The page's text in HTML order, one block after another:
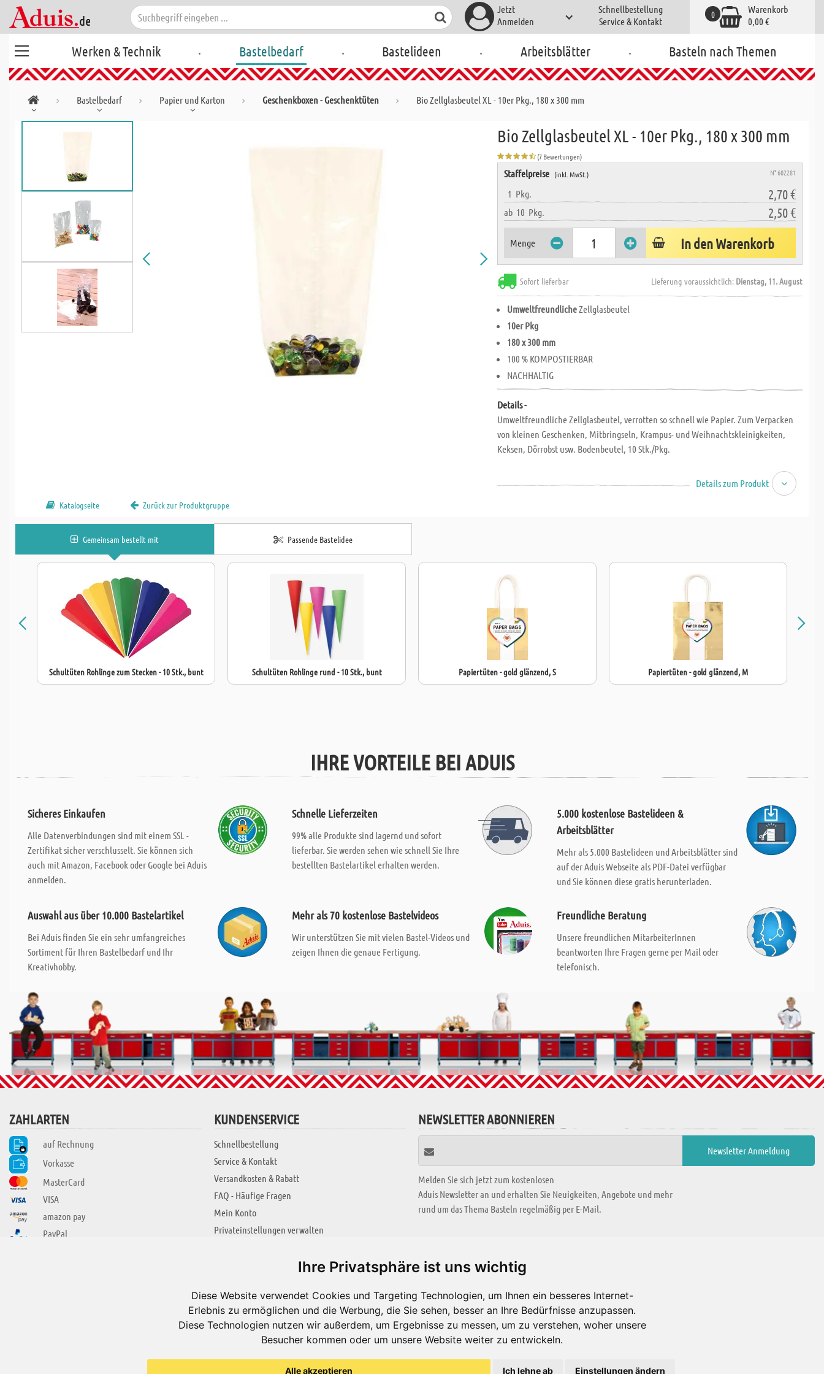
Ihre Privatsphäre ist uns wichtig
Diese Website verwendet Cookies und Targeting Technologien, um Ihnen ein besseres Internet-
Erlebnis zu ermöglichen und die Werbung, die Sie sehen, besser an Ihre Bedürfnisse anzupassen.
Diese Technologien nutzen wir außerdem, um Ergebnisse zu messen, um zu verstehen, woher unsere
Besucher kommen oder um unsere Website weiter zu entwickeln.
Alle akzeptieren Ich lehne ab Einstellungen ändern
Jetzt
Anmelden
Schnellbestellung
Service & Kontakt
Warenkorb
0,00 €
0
Werken & Technik . Bastelbedarf . Bastelideen . Arbeitsblätter . Basteln nach Themen
Bastelbedarf Papier und Karton Geschenkboxen - Geschenktüten Bio Zellglasbeutel XL - 10er Pkg., 180 x 300 mm
Bio Zellglasbeutel XL - 10er Pkg., 180 x 300 mm
(7 Bewertungen)
Staffelpreise (inkl. MwSt.) N° 602281
1 Pkg. 2,70 €
ab 10 Pkg. 2,50 €
Menge In den Warenkorb
Sofort lieferbar Lieferung voraussichtlich: Dienstag, 11. August
UmweltfreundlicheZellglasbeutel
10er Pkg
180 x 300 mm
100 % KOMPOSTIERBAR
NACHHALTIG
Details -
Umweltfreundliche Zellglasbeutel, verrotten so schnell wie Papier. Zum Verpacken
von kleinen Geschenken, Mitbringseln, Krampus- und Weihnachtskleinigkeiten,
Keksen, Dörrobst usw. Bodenbeutel, 10 Stk./Pkg.
Details zum Produkt
Katalogseite Zurück zur Produktgruppe
Gemeinsam bestellt mit Passende Bastelidee
Schultüten Rohlinge zum Stecken - 10 Stk., bunt Schultüten Rohlinge rund - 10 Stk., bunt Papiertüten - gold glänzend, S Papiertüten - gold glänzend, M
IHRE VORTEILE BEI ADUIS
Sicheres Einkaufen
Alle Datenverbindungen sind mit einem SSL -
Zertifikat sicher verschlusselt. Sie können sich
auch mit Amazon, Facebook oder Google bei Aduis
anmelden.
Schnelle Lieferzeiten
99% alle Produkte sind lagernd und sofort
lieferbar. Sie werden sehen wie schnell Sie Ihre
bestellten Bastelartikel erhalten werden.
5.000 kostenlose Bastelideen &
Arbeitsblätter
Mehr als 5.000 Bastelideen und Arbeitsblätter sind
auf der Aduis Webseite als PDF-Datei verfügbar
und Sie können diese gratis herunterladen.
Auswahl aus über 10.000 Bastelartikel
Bei Aduis finden Sie ein sehr umfangreiches
Sortiment für Ihren Bastelbedarf und Ihr
Kreativhobby.
Mehr als 70 kostenlose Bastelvideos
Wir unterstützen Sie mit vielen Bastel-Videos und
zeigen Ihnen die genaue Fertigung.
Freundliche Beratung
Unsere freundlichen MitarbeiterInnen
beantworten Ihre Fragen gerne per Mail oder
telefonisch.
ZAHLARTEN
auf Rechnung
Vorkasse
MasterCard
VISA
amazon pay
PayPal
KUNDENSERVICE
Schnellbestellung
Service & Kontakt
Versandkosten & Rabatt
FAQ - Häufige Fragen
Mein Konto
Privateinstellungen verwalten
NEWSLETTER ABONNIEREN
Melden Sie sich jetzt zum kostenlosen
Aduis Newsletter an und erhalten Sie Neuigkeiten, Angebote und mehr
rund um das Thema Basteln regelmäßig per E-Mail.
Jobs
Impressum
Datenschutzerklärung
KREATIV ZONE
Alle Videos
Bastelideen
Arbeitsblätter
Es gibt uns auch in